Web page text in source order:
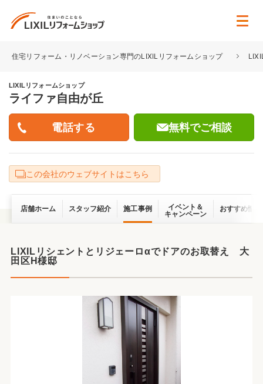
住宅リフォーム・リノベーション専門のLIXILリフォームショップ
LIXILリフォームショップ
ライファ自由が丘
無料でご相談
この会社のウェブサイトはこちら
店舗ホーム スタッフ紹介 施工事例
イベント＆
キャンペーン
おすすめ情報
LIXILリシェントとリジェーロαでドアのお取替え 大
田区H様邸